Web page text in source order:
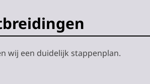
wij een duidelijk stappenplan.